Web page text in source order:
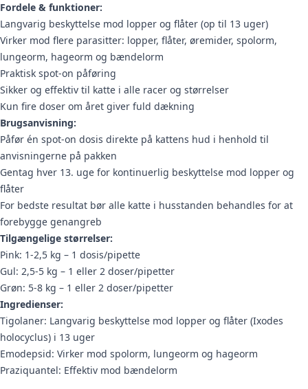
Fordele & funktioner:
Langvarig beskyttelse mod lopper og flåter (op til 13 uger)
Virker mod flere parasitter: lopper, flåter, øremider, spolorm,
lungeorm, hageorm og bændelorm
Praktisk spot-on påføring
Sikker og effektiv til katte i alle racer og størrelser
Kun fire doser om året giver fuld dækning
Brugsanvisning:
Påfør én spot-on dosis direkte på kattens hud i henhold til
anvisningerne på pakken
Gentag hver 13. uge for kontinuerlig beskyttelse mod lopper og
flåter
For bedste resultat bør alle katte i husstanden behandles for at
forebygge genangreb
Tilgængelige størrelser:
Pink: 1-2,5 kg – 1 dosis/pipette
Gul: 2,5-5 kg – 1 eller 2 doser/pipetter
Grøn: 5-8 kg – 1 eller 2 doser/pipetter
Ingredienser:
Tigolaner: Langvarig beskyttelse mod lopper og flåter (Ixodes
holocyclus) i 13 uger
Emodepsid: Virker mod spolorm, lungeorm og hageorm
Praziquantel: Effektiv mod bændelorm